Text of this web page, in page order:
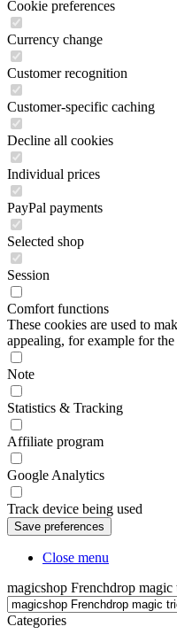
Cookie preferences
Currency change
Customer recognition
Customer-specific caching
Decline all cookies
Individual prices
PayPal payments
Selected shop
Session
Comfort functions
These cookies are used to
appealing, for example for
Note
Statistics & Tracking
Affiliate program
Google Analytics
Track device being used
Close menu
magicshop Frenchdrop magic
Categories